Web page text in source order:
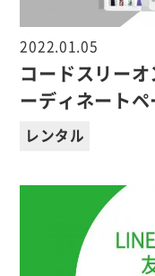
2022.01.05
コードスリー
ーディネート
レンタル